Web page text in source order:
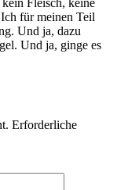
für meinen Teil
Und ja, dazu
Und ja, ginge es
Erforderliche